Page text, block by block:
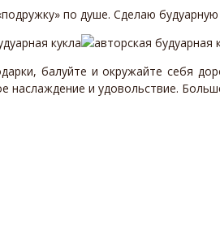
по душе. Сделаю
балуйте и окружайте себя
наслаждение и удовольствие.